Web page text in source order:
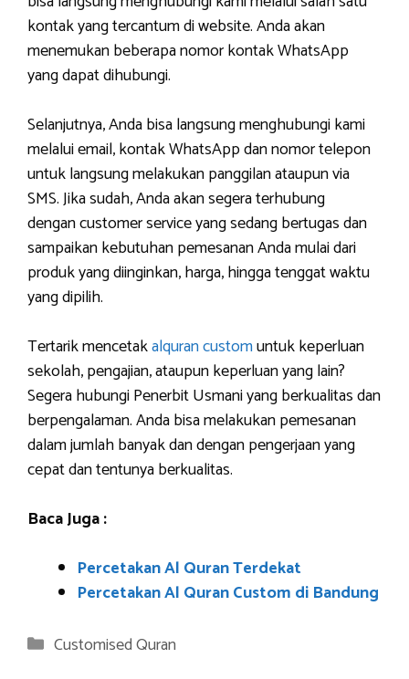
kontak yang tercantum di website. Anda akan
menemukan beberapa nomor kontak WhatsApp
yang dapat dihubungi.
Selanjutnya, Anda bisa langsung menghubungi kami
melalui email, kontak WhatsApp dan nomor telepon
untuk langsung melakukan panggilan ataupun via
SMS. Jika sudah, Anda akan segera terhubung
dengan customer service yang sedang bertugas dan
sampaikan kebutuhan pemesanan Anda mulai dari
produk yang diinginkan, harga, hingga tenggat waktu
yang dipilih.
Tertarik mencetakalquran customuntuk keperluan
sekolah, pengajian, ataupun keperluan yang lain?
Segera hubungi Penerbit Usmani yang berkualitas dan
berpengalaman. Anda bisa melakukan pemesanan
dalam jumlah banyak dan dengan pengerjaan yang
cepat dan tentunya berkualitas.
Baca Juga :
Percetakan Al Quran Terdekat
Percetakan Al Quran Custom di Bandung
Categories
Customised Quran